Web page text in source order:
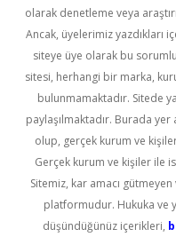
olarak denetleme veya
Ancak, üyelerimiz yazdıkları
siteye üye olarak bu
sitesi, herhangi bir marka,
bulunmamaktadır. Sitede
paylaşılmaktadır. Burada
olup, gerçek kurum ve
Gerçek kurum ve kişiler ile
Sitemiz, kar amacı
platformudur. Hukuka ve
düşündüğünüz içerikleri,